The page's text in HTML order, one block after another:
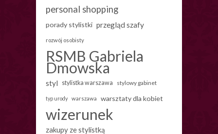
personal shopping
porady stylistki przegląd szafy
rozwój osobisty
RSMB Gabriela
Dmowska
styl stylistka warszawa stylowy gabinet
typ urody warszawa warsztaty dla kobiet
wizerunek
zakupy ze stylistką